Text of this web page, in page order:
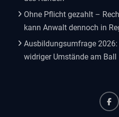
Ohne Pflicht gezahlt –
kann Anwalt dennoch in
Ausbildungsumfrage
widriger Umstände am Ball